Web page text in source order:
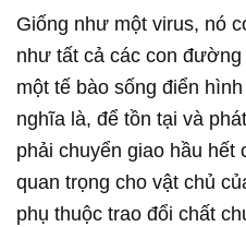
Giống như một virus, nó
như tất cả các con
một tế bào sống điển
nghĩa là, để tồn tại và
phải chuyển giao hầu hết
quan trọng cho vật chủ
phụ thuộc trao đổi chất